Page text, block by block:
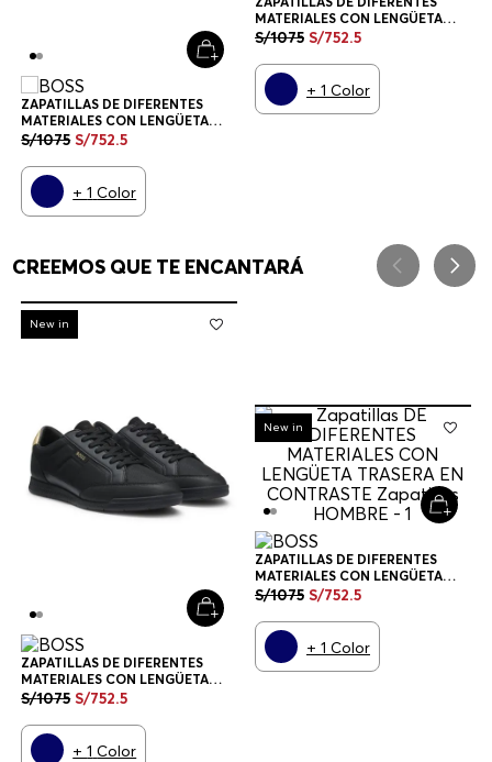
ZAPATILLAS DE DIFERENTES
MATERIALES CON LENGÜETA
TRASERA EN CONTRASTE
S/1075 S/752.5
+1 Color
MATERIALES CON LENGÜETA
TRASERA EN CONTRASTE
S/1075 S/752.5
+ 1 Color
CREEMOS QUE TE ENCANTARÁ
-30%
New in
ZAPATILLAS DE DIFERENTES
MATERIALES CON LENGÜETA
TRASERA EN CONTRASTE
ZAPATILLAS HOMBRE
S/1075 S/752.5
+1 Color
-30%
New in
ZAPATILLAS DE DIFERENTES
MATERIALES CON LENGÜETA
TRASERA EN CONTRASTE
S/1075 S/752.5
+ 1 Color